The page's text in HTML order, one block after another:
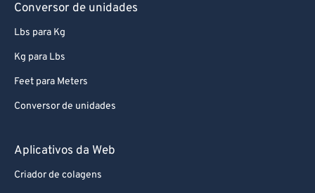
Conversor de unidades
Lbs para Kg
Kg para Lbs
Feet para Meters
Conversor de unidades
Aplicativos da Web
Criador de colagens